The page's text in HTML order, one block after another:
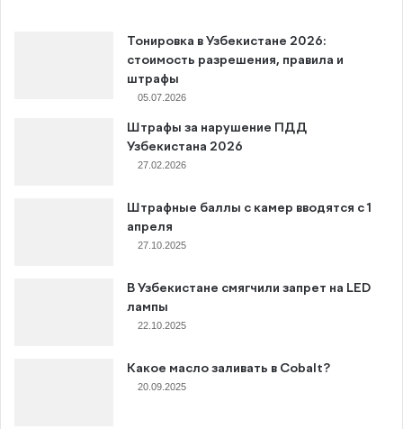
Тонировка в Узбекистане 2026:
стоимость разрешения, правила и
штрафы
05.07.2026
Штрафы за нарушение ПДД
Узбекистана 2026
27.02.2026
Штрафные баллы с камер вводятся с 1
апреля
27.10.2025
В Узбекистане смягчили запрет на LED
лампы
22.10.2025
Какое масло заливать в Cobalt?
20.09.2025